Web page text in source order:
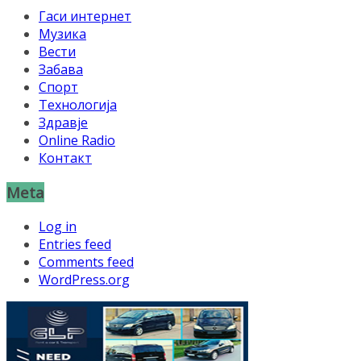
Гаси интернет
Музика
Вести
Забава
Спорт
Технологија
Здравје
Online Radio
Контакт
Meta
Log in
Entries feed
Comments feed
WordPress.org